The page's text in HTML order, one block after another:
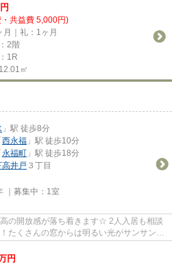
円
共益費 5,000円)
月｜礼：1ヶ月
2階
1R
㎡
」駅 徒歩8分
西永福 」駅 徒歩10分
永福町 」駅 徒歩18分
高井戸 ３丁目
｜募集中： 1室
の開放感が落ち着きます☆ 2人入居も相談
たくさんの窓からは明るい光がサンサン
円